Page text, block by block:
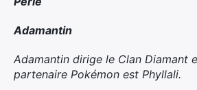
Adamantin
Adamantin dirige le Clan Diamant
partenaire Pokémon est Phyllali.​